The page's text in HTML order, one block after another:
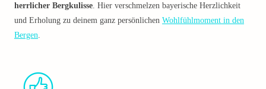
herrlicher Bergkulisse. Hier verschmelzen bayerische Herzlichkeit
und Erholung zu deinem ganz persönlichen Wohlfühlmoment in den
Bergen.